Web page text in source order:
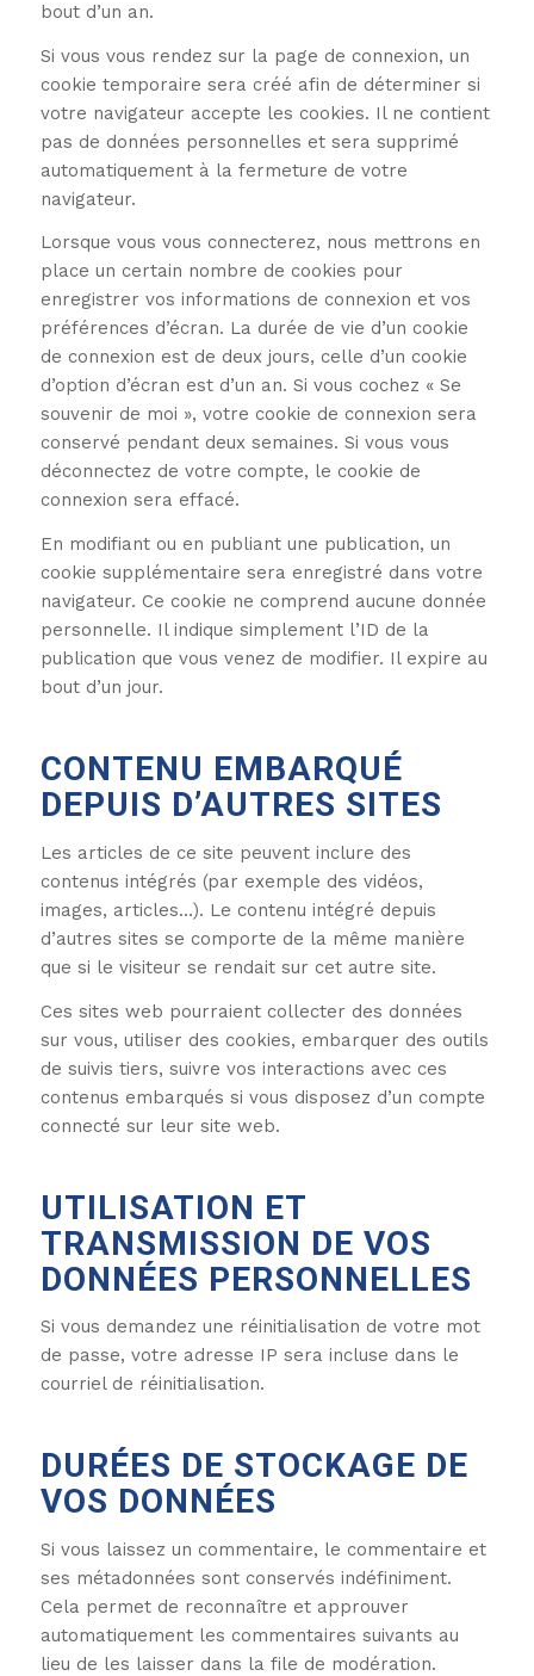
bout d’un an.
Si vous vous rendez sur la page de connexion, un
cookie temporaire sera créé afin de déterminer si
votre navigateur accepte les cookies. Il ne contient
pas de données personnelles et sera supprimé
automatiquement à la fermeture de votre
navigateur.
Lorsque vous vous connecterez, nous mettrons en
place un certain nombre de cookies pour
enregistrer vos informations de connexion et vos
préférences d’écran. La durée de vie d’un cookie
de connexion est de deux jours, celle d’un cookie
d’option d’écran est d’un an. Si vous cochez « Se
souvenir de moi », votre cookie de connexion sera
conservé pendant deux semaines. Si vous vous
déconnectez de votre compte, le cookie de
connexion sera effacé.
En modifiant ou en publiant une publication, un
cookie supplémentaire sera enregistré dans votre
navigateur. Ce cookie ne comprend aucune donnée
personnelle. Il indique simplement l’ID de la
publication que vous venez de modifier. Il expire au
bout d’un jour.
CONTENU EMBARQUÉ
DEPUIS D’AUTRES SITES
Les articles de ce site peuvent inclure des
contenus intégrés (par exemple des vidéos,
images, articles…). Le contenu intégré depuis
d’autres sites se comporte de la même manière
que si le visiteur se rendait sur cet autre site.
Ces sites web pourraient collecter des données
sur vous, utiliser des cookies, embarquer des outils
de suivis tiers, suivre vos interactions avec ces
contenus embarqués si vous disposez d’un compte
connecté sur leur site web.
UTILISATION ET
TRANSMISSION DE VOS
DONNÉES PERSONNELLES
Si vous demandez une réinitialisation de votre mot
de passe, votre adresse IP sera incluse dans le
courriel de réinitialisation.
DURÉES DE STOCKAGE DE
VOS DONNÉES
Si vous laissez un commentaire, le commentaire et
ses métadonnées sont conservés indéfiniment.
Cela permet de reconnaître et approuver
automatiquement les commentaires suivants au
lieu de les laisser dans la file de modération.